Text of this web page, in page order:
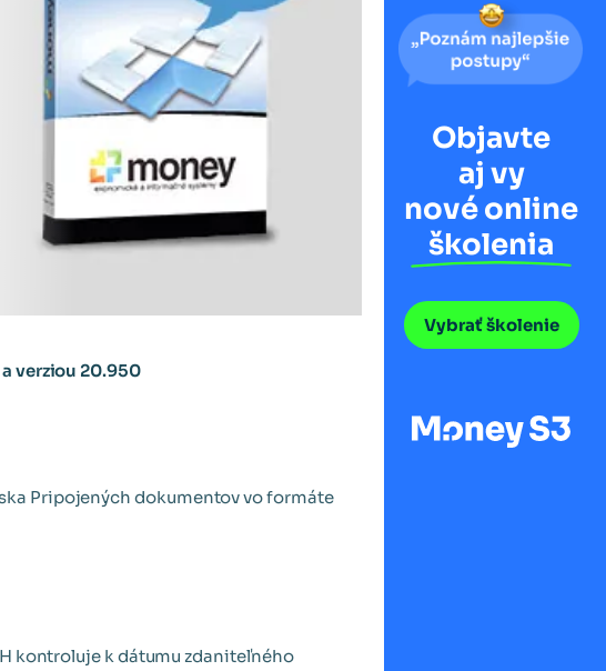
verziou 20.950
Pripojených dokumentov vo formáte
kontroluje k dátumu zdaniteľného
Objavte
aj vy
nové online
školenia
Vybrať školenie